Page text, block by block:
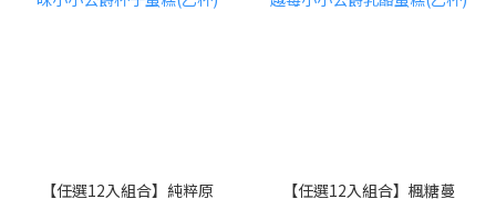
【任選12入組合】純粹原 【任選12入組合】楓糖蔓